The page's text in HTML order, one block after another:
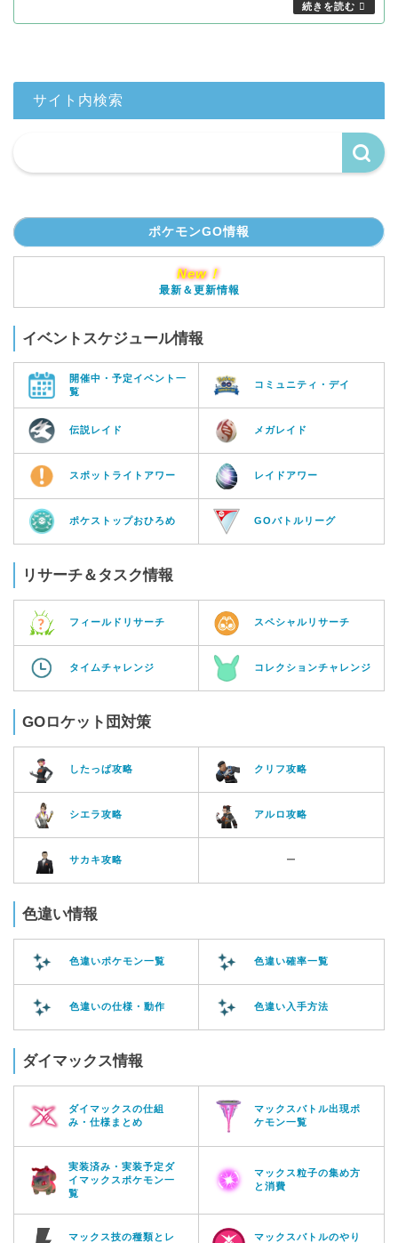
サイト内検索
ポケモンGO情報
New！
最新＆更新情報
イベントスケジュール情報
開催中・予定イベント一
覧
コミュニティ・デイ
伝説レイド メガレイド
スポットライトアワー レイドアワー
ポケストップおひろめ GOバトルリーグ
リサーチ＆タスク情報
フィールドリサーチ スペシャルリサーチ
タイムチャレンジ コレクションチャレンジ
GOロケット団対策
したっぱ攻略 クリフ攻略
シエラ攻略 アルロ攻略
サカキ攻略 ー
色違い情報
色違いポケモン一覧 色違い確率一覧
色違いの仕様・動作 色違い入手方法
ダイマックス情報
ダイマックスの仕組
み・仕様まとめ
マックスバトル出現ポ
ケモン一覧
実装済み・実装予定ダ
イマックスポケモン一
覧
マックス粒子の集め方
と消費
マックス技の種類とレ
マックスバトルのやり